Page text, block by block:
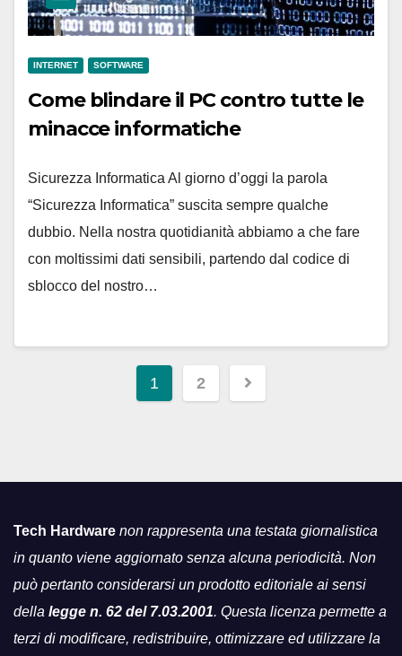
INTERNET SOFTWARE
Come blindare il PC contro tutte le
minacce informatiche
Sicurezza Informatica Al giorno d’oggi la parola
“Sicurezza Informatica” suscita sempre qualche
dubbio. Nella nostra quotidianità abbiamo a che fare
con moltissimi dati sensibili, partendo dal codice di
sblocco del nostro…
Navigazione
1 2
Tech Hardware non rappresenta una testata giornalistica
in quanto viene aggiornato senza alcuna periodicità. Non
può pertanto considerarsi un prodotto editoriale ai sensi
della legge n. 62 del 7.03.2001. Questa licenza permette a
terzi di modificare, redistribuire, ottimizzare ed utilizzare la